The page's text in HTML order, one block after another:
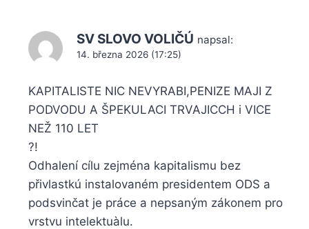
SV SLOVO VOLIČÚ napsal:
14. března 2026 (17:25)
KAPITALISTE NIC NEVYRABI,PENIZE MAJI Z
PODVODU A ŠPEKULACI TRVAJICCH i VICE
NEŽ 110 LET
?!
Odhalení cílu zejména kapitalismu bez
přivlastkú instalovaném presidentem ODS a
podsvinčat je práce a nepsaným zákonem pro
vrstvu intelektuàlu.